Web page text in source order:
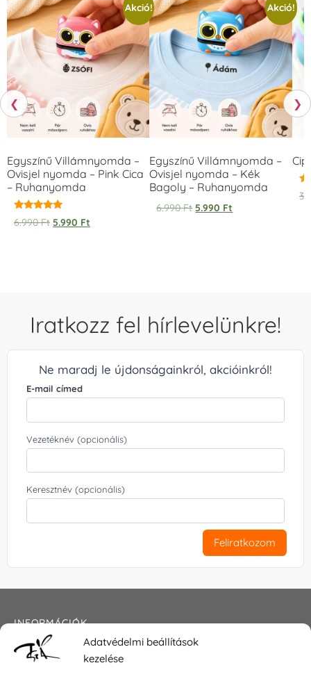
Adatvédelmi beállítások
kezelése
❮
Akció!
Egyszínű Villámnyomda –
Ovisjel nyomda – Pink Cica
– Ruhanyomda
Értékelés:
5.00
6.990Ft 5.990 Ft
Akció!
Egyszínű Villámnyomda –
Ovisjel nyomda – Kék
Bagoly – Ruhanyomda
6.990Ft 5.990 Ft
❯
Iratkozz fel hírlevelünkre!
Ne maradj le újdonságainkról, akcióinkról!
E-mail címed
Vezetéknév (opcionális)
Keresztnév (opcionális)
Feliratkozom
INFORMÁCIÓK
Általános szerződési feltételek